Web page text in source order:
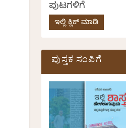
ಪುಟಗಳಿಗೆ
ಇಲ್ಲಿ ಕ್ಲಿಕ್ ಮಾಡಿ
ಪುಸ್ತಕ ಸಂಪಿಗೆ